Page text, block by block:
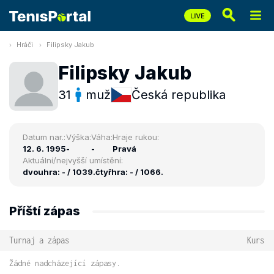
Hráči Filipsky Jakub
Filipsky Jakub
31 muž Česká republika
Datum nar.:
12. 6. 1995
Výška:
-
Váha:
-
Hraje rukou:
Pravá
Aktuální/nejvyšší umístění:
dvouhra: - / 1039.čtyřhra: - / 1066.
Příští zápas
Turnaj a zápas Kurs
Žádné nadcházející zápasy.